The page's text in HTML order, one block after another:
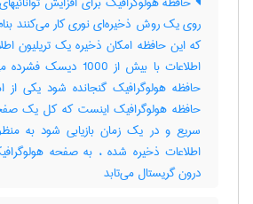
روی یک روش ذخیره‌ای نوری کار می‌کنند
که این حافظه امکان ذخیره یک تریلیون
اطلاعات با بیش از
حافظه هولوگرافیک گنجانده شود یکی از
حافظه هولوگرافیک اینست که کل یک
سریع و در یک زمان بازیابی شود به
اطلاعات ذخیره شده ، به صفحه
درون گریستال می‌تابد